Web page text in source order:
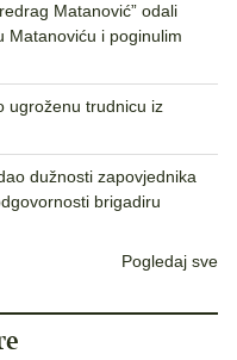
Matanović” odali
Matanoviću i poginulim
ugroženu trudnicu iz
dužnosti zapovjednika
brigadiru
Pogledaj sve